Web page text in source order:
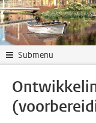
Submenu